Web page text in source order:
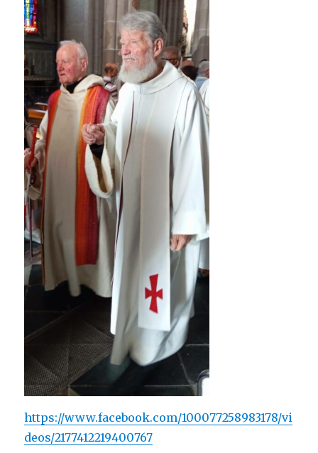
https://www.facebook.com/100077258983178/vi
deos/2177412219400767